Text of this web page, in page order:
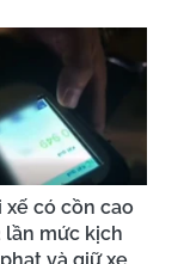
xế có cồn cao
lần mức kịch